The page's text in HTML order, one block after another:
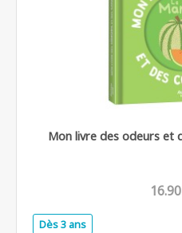
Mon livre des odeurs et
Dès 3 ans